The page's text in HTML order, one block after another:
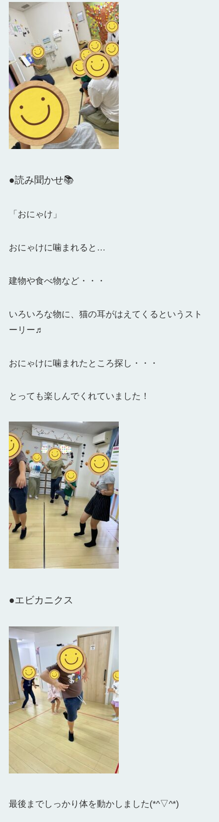
●読み聞かせ📚
「おにゃけ」
おにゃけに噛まれると…
建物や食べ物など・・・
いろいろな物に、猫の耳がはえてくるというスト
ーリー♬
おにゃけに噛まれたところ探し・・・
とっても楽しんでくれていました！
●エビカニクス
最後までしっかり体を動かしました(*^▽^*)